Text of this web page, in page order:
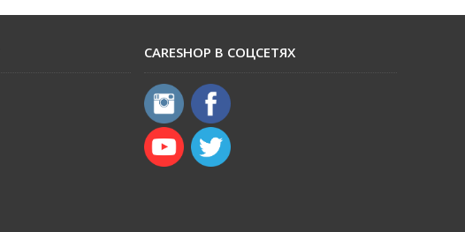
CARESHOP В СОЦСЕТЯХ